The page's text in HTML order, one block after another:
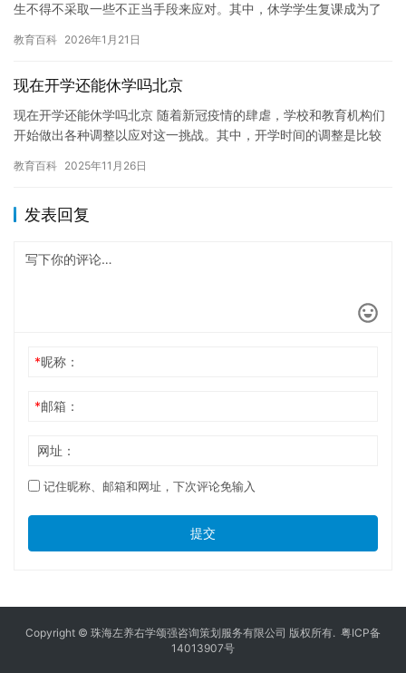
生不得不采取一些不正当手段来应对。其中，休学学生复课成为了
重要…
教育百科 2026年1月21日
现在开学还能休学吗北京
现在开学还能休学吗北京 随着新冠疫情的肆虐，学校和教育机构们
开始做出各种调整以应对这一挑战。其中，开学时间的调整是比较
情况…
教育百科 2025年11月26日
发表回复
*昵称：
*邮箱：
网址：
记住昵称、邮箱和网址，下次评论免输入
提交
Copyright © 珠海左养右学颂强咨询策划服务有限公司 版权所有. 粤ICP备
14013907号